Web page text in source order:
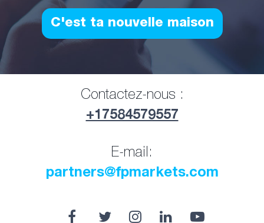
C'est ta nouvelle maison
Contactez-nous :
+17584579557
E-mail:
partners@fpmarkets.com